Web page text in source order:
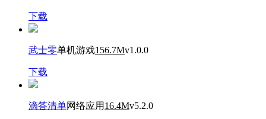
下载
武士零单机游戏156.7Mv1.0.0
下载
滴答清单网络应用 16.4Mv5.2.0